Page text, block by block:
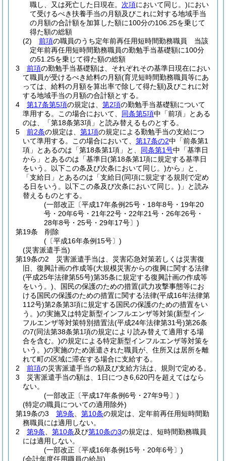
職し、又は死亡した日現在。 次項において同じ。)におい
て受けるべき扶養手当の月額及びこれに対する地域手当
の月額の合計額を加算した額に100分の106.25を乗じて
得た額の総額
(2)
前項の職員のうち定年前再任用短時間勤務職員 当該
定年前再任用短時間勤務職員の勤勉手当基礎額に100分
の51.25を乗じて得た額の総額
3
前項の勤勉手当基礎額は、それぞれその基準日現在におい
て職員が受けるべき給料の月額(育児短時間勤務職員等にあ
っては、給料の月額を算出率で除して得た額)及びこれに対
する地域手当の月額の合計額とする。
4
第17条第5項の規定は、 第2項の勤勉手当基礎額について
準用する。
この場合において、 同条第5項中「前項」とある
のは、「第18条第3項」と読み替えるものとする。
5
前2条の規定は、 第1項の規定による勤勉手当の支給につ
いて準用する。
この場合において、 第17条の2中「前条第1
項」とあるのは「第18条第1項」と、 同条第1号中「基準日
から」とあるのは「基準日(第18条第1項に規定する基準日
をいう。以下この条及び次条において同じ。)から」と、
「支給日」とあるのは「支給日(同項に規定する規則で定め
る日をいう。以下この条及び次条において同じ。) 」と読み
替えるものとする。
(一部改正〔平成17年条例25号・18年8号・19年20
号・20年6号・21年22号・22年21号・26年26号・
28年8号・25号・29年17号〕)
第19条
削除
(〔平成16年条例15号〕)
(災害派遣手当)
第19条の2
災害派遣手当は、災害応急対策若しくは災害復
旧、復興計画の作成等(大規模災害からの復興に関する法律
(平成25年法律第55号)第35条に規定する復興計画の作成等
をいう。) 、国民の保護のための措置(武力攻撃事態等にお
ける国民の保護のための措置に関する法律(平成16年法律第
112号)第2条第3項に規定する国民の保護のための措置をい
う。)の実施又は特定新型インフルエンザ等対策(新型イン
フルエンザ等対策特別措置法(平成24年法律第31号)第26条
の7(同法第38条第1項の規定により読み替えて適用する場
合を含む。)の規定による特定新型インフルエンザ等対策を
いう。)の実施のため派遣された職員が、住所又は居所を離
れて町の区域に滞在する場合に支給する。
2
前項の災害派遣手当の額及び支給方法は、規則で定める。
3
災害派遣手当の額は、1日につき6,620円を超えてはなら
ない。
(一部改正〔平成17年条例6号・27年9号〕)
(特定の職員についての適用除外)
第19条の3
第9条 第10条の規定は、定年前再任用短時間勤
務職員には適用しない。
2
第9条 第10条及び第10条の3の規定は、短時間勤務職員
には適用しない。
(一部改正〔平成16年条例15号・20年6号〕)
(会計年度任用職員の給与)